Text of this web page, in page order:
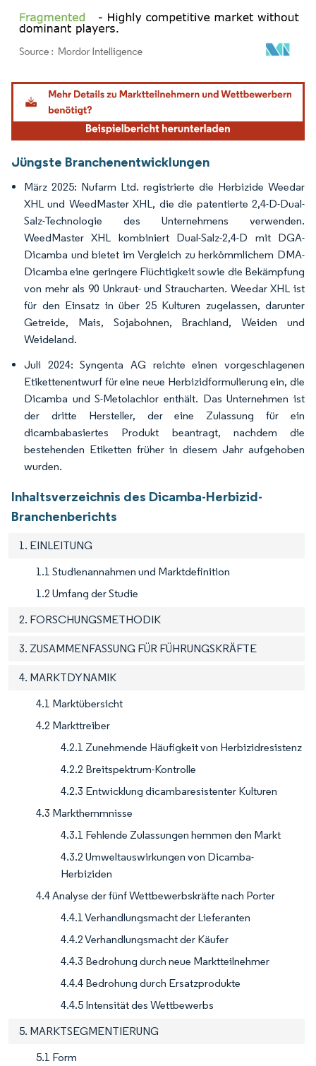
Bild © Mordor Intelligence. Wiederverwendung erfordert Namensnennung gemäß
Jüngste Branchenentwicklungen
März 2025: Nufarm Ltd. registrierte die Herbizide Weedar
XHL und WeedMaster XHL, die die patentierte 2,4-D-Dual-
Salz-Technologie des Unternehmens verwenden.
WeedMaster XHL kombiniert Dual-Salz-2,4-D mit DGA-
Dicamba und bietet im Vergleich zu herkömmlichem DMA-
Dicamba eine geringere Flüchtigkeit sowie die Bekämpfung
von mehr als 90 Unkraut- und Straucharten. Weedar XHL ist
für den Einsatz in über 25 Kulturen zugelassen, darunter
Getreide, Mais, Sojabohnen, Brachland, Weiden und
Weideland.
Juli 2024: Syngenta AG reichte einen vorgeschlagenen
Etikettenentwurf für eine neue Herbizidformulierung ein, die
Dicamba und S-Metolachlor enthält. Das Unternehmen ist
der dritte Hersteller, der eine Zulassung für ein
dicambabasiertes Produkt beantragt, nachdem die
bestehenden Etiketten früher in diesem Jahr aufgehoben
wurden.
Inhaltsverzeichnis des Dicamba-Herbizid-
Branchenberichts
1. EINLEITUNG
1.1 Studienannahmen und Marktdefinition
1.2 Umfang der Studie
2. FORSCHUNGSMETHODIK
3. ZUSAMMENFASSUNG FÜR FÜHRUNGSKRÄFTE
4. MARKTDYNAMIK
4.1 Marktübersicht
4.2 Markttreiber
4.2.1 Zunehmende Häufigkeit von Herbizidresistenz
4.2.2 Breitspektrum-Kontrolle
4.2.3 Entwicklung dicambaresistenter Kulturen
4.3 Markthemmnisse
4.3.1 Fehlende Zulassungen hemmen den Markt
4.3.2 Umweltauswirkungen von Dicamba-
Herbiziden
4.4 Analyse der fünf Wettbewerbskräfte nach Porter
4.4.1 Verhandlungsmacht der Lieferanten
4.4.2 Verhandlungsmacht der Käufer
4.4.3 Bedrohung durch neue Marktteilnehmer
4.4.4 Bedrohung durch Ersatzprodukte
4.4.5 Intensität des Wettbewerbs
5. MARKTSEGMENTIERUNG
5.1 Form